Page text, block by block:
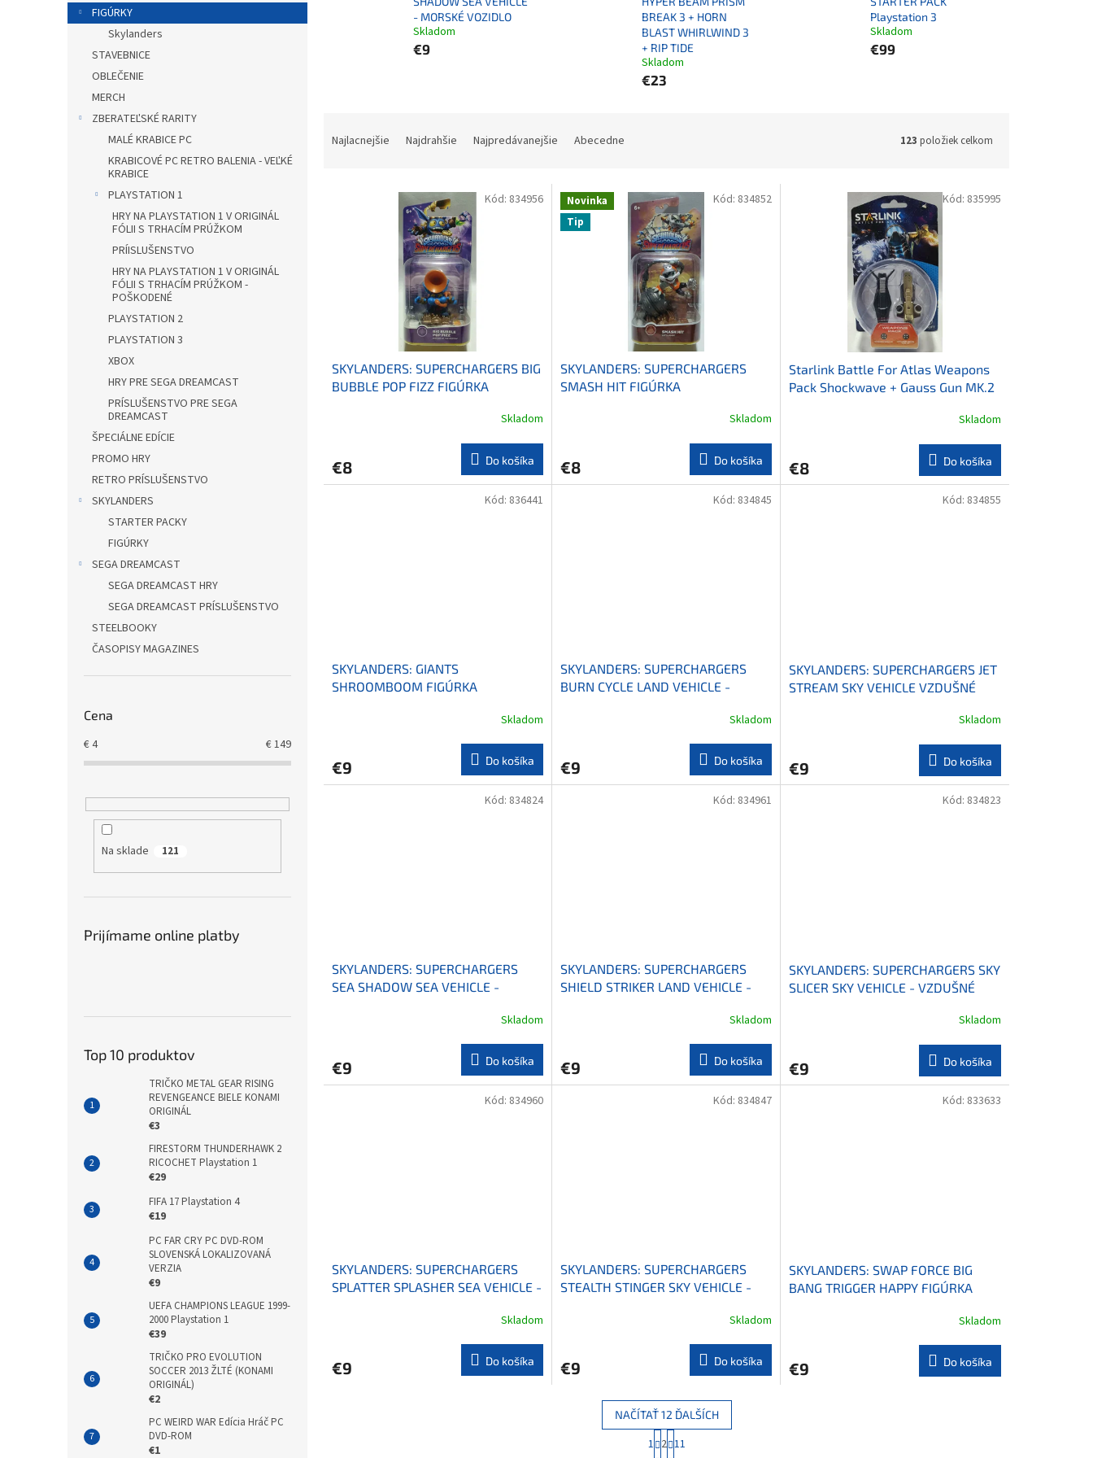
FIGÚRKY
Skylanders
STAVEBNICE
OBLEČENIE
MERCH
ZBERATEĽSKÉ RARITY
MALÉ KRABICE PC
KRABICOVÉ PC RETRO BALENIA - VEĽKÉ
KRABICE
PLAYSTATION 1
HRY NA PLAYSTATION 1 V ORIGINÁL
FÓLII S TRHACÍM PRÚŽKOM
PRÍISLUŠENSTVO
HRY NA PLAYSTATION 1 V ORIGINÁL
FÓLII S TRHACÍM PRÚŽKOM -
POŠKODENÉ
PLAYSTATION 2
PLAYSTATION 3
XBOX
HRY PRE SEGA DREAMCAST
PRÍSLUŠENSTVO PRE SEGA
DREAMCAST
ŠPECIÁLNE EDÍCIE
PROMO HRY
RETRO PRÍSLUŠENSTVO
SKYLANDERS
STARTER PACKY
FIGÚRKY
SEGA DREAMCAST
SEGA DREAMCAST HRY
SEGA DREAMCAST PRÍSLUŠENSTVO
STEELBOOKY
ČASOPISY MAGAZINES
Cena
€4 €149
Na sklade 121
Prijímame online platby
Top 10 produktov
TRIČKO METAL GEAR RISING
REVENGEANCE BIELE KONAMI
ORIGINÁL
€3
FIRESTORM THUNDERHAWK 2
RICOCHET Playstation 1
€29
FIFA 17 Playstation 4
€19
PC FAR CRY PC DVD-ROM
SLOVENSKÁ LOKALIZOVANÁ
VERZIA
€9
UEFA CHAMPIONS LEAGUE 1999-
2000 Playstation 1
€39
TRIČKO PRO EVOLUTION
SOCCER 2013 ŽLTÉ (KONAMI
ORIGINÁL)
€2
PC WEIRD WAR Edícia Hráč PC
DVD-ROM
€1
- MORSKÉ VOZIDLO
Skladom
€9
BREAK 3 + HORN
BLAST WHIRLWIND 3
+ RIP TIDE
Skladom
€23
Playstation 3
Skladom
€99
Najlacnejšie Najdrahšie Najpredávanejšie Abecedne 123 položiek celkom
SKYLANDERS: SUPERCHARGERS BIG
BUBBLE POP FIZZ FIGÚRKA
Skladom
€8 Do košíka
Kód: 834956
Novinka
Tip
SKYLANDERS: SUPERCHARGERS
SMASH HIT FIGÚRKA
Skladom
€8 Do košíka
Kód: 834852
Starlink Battle For Atlas Weapons
Pack Shockwave + Gauss Gun MK.2
Skladom
€8 Do košíka
Kód: 835995
SKYLANDERS: GIANTS
SHROOMBOOM FIGÚRKA
Skladom
€9 Do košíka
Kód: 836441
SKYLANDERS: SUPERCHARGERS
BURN CYCLE LAND VEHICLE -
Skladom
€9 Do košíka
Kód: 834845
SKYLANDERS: SUPERCHARGERS JET
STREAM SKY VEHICLE VZDUŠNÉ
Skladom
€9 Do košíka
Kód: 834855
SKYLANDERS: SUPERCHARGERS
SEA SHADOW SEA VEHICLE -
Skladom
€9 Do košíka
Kód: 834824
SKYLANDERS: SUPERCHARGERS
SHIELD STRIKER LAND VEHICLE -
Skladom
€9 Do košíka
Kód: 834961
SKYLANDERS: SUPERCHARGERS SKY
SLICER SKY VEHICLE - VZDUŠNÉ
Skladom
€9 Do košíka
Kód: 834823
SKYLANDERS: SUPERCHARGERS
SPLATTER SPLASHER SEA VEHICLE -
Skladom
€9 Do košíka
Kód: 834960
SKYLANDERS: SUPERCHARGERS
STEALTH STINGER SKY VEHICLE -
Skladom
€9 Do košíka
Kód: 834847
SKYLANDERS: SWAP FORCE BIG
BANG TRIGGER HAPPY FIGÚRKA
Skladom
€9 Do košíka
Kód: 833633
O
NAČÍTAŤ 12 ĎALŠÍCH
t
1 2 11